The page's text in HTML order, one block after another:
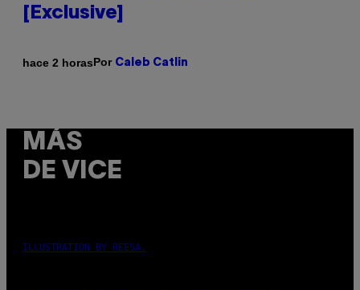
[Exclusive]
hace 2 horasPor Caleb Catlin
MÁS
DE VICE
ILLUSTRATION BY REESA.